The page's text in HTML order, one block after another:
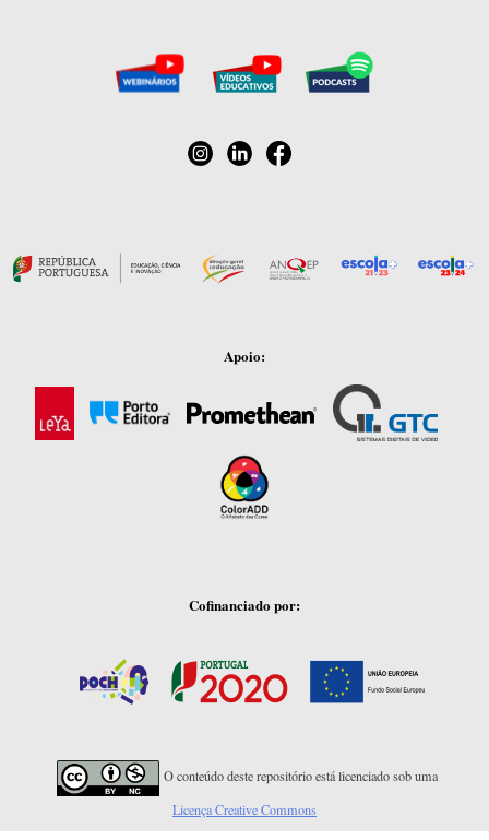
Apoio:
Cofinanciado por:
O conteúdo deste repositório está licenciado sob uma
Licença Creative Commons